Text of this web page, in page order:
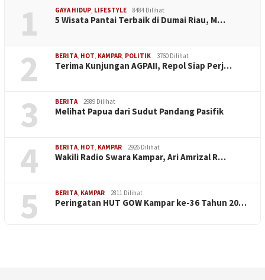
1 GAYA HIDUP, LIFESTYLE 8484 Dilihat
5 Wisata Pantai Terbaik di Dumai Riau, M…
2 BERITA, HOT, KAMPAR, POLITIK 3760 Dilihat
Terima Kunjungan AGPAII, Repol Siap Perj…
3 BERITA 2989 Dilihat
Melihat Papua dari Sudut Pandang Pasifik
4 BERITA, HOT, KAMPAR 2926 Dilihat
Wakili Radio Swara Kampar, Ari Amrizal R…
5 BERITA, KAMPAR 2811 Dilihat
Peringatan HUT GOW Kampar ke-36 Tahun 20…